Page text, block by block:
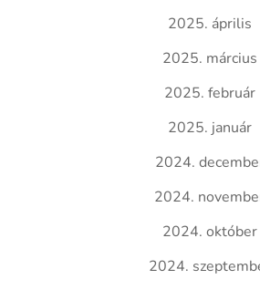
2025. április
2025. március
2025. február
2025. január
2024.
2024.
2024. október
2024.